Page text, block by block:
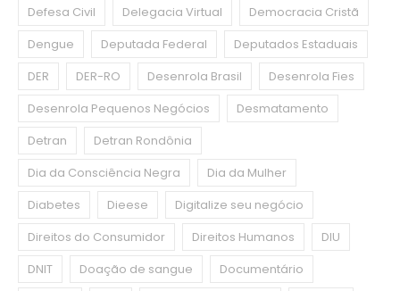
Defesa Civil
Delegacia Virtual
Democracia Cristã
Dengue
Deputada Federal
Deputados Estaduais
DER
DER-RO Desenrola Brasil
Desenrola Fies
Desenrola Pequenos Negócios
Desmatamento
Detran
Detran Rondônia
Dia da Consciência Negra
Dia da Mulher
Diabetes
Dieese
Digitalize seu negócio
Direitos do Consumidor
Direitos Humanos
DIU
DNIT
Doação de sangue
Documentário